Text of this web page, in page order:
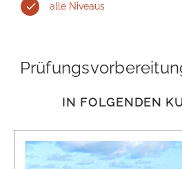
alle Niveaus
IN FOLGENDEN